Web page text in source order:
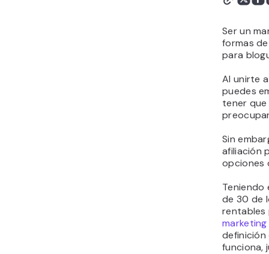
Ser un
formas
para
Al unirte
puedes
tener
Sin
afiliación
opciones
Teniendo
de 30 de
definición
funciona,